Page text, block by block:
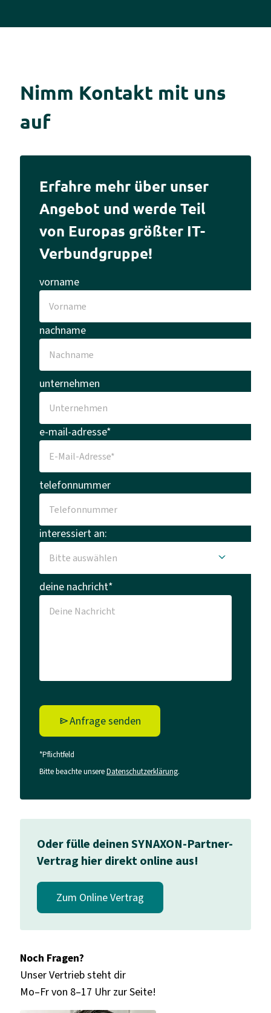
Nimm Kontakt mit uns
auf
Erfahre mehr über unser
Angebot und werde Teil
von Europas größter IT-
Verbundgruppe!
vorname
nachname
unternehmen
e-mail-adresse*
telefonnummer
interessiert an:
deine nachricht*
Anfrage senden
*Pflichtfeld
Bitte beachte unsereDatenschutzerklärung.
Oder fülle deinen SYNAXON-Partner-
Vertrag hier direkt online aus!
Zum Online Vertrag
Noch Fragen?
Unser Vertrieb steht dir
Mo–Fr von 8–17 Uhr zur Seite!